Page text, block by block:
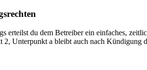
erteilst du dem Betreiber ein einfaches,
2, Unterpunkt a bleibt auch nach Kündigung